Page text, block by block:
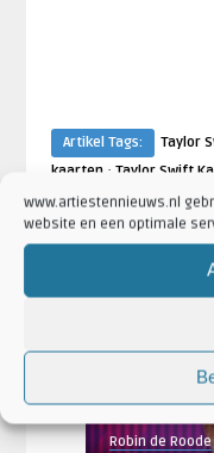
www.artiestennieuws.nl
website en een optimale
Artikel Tags: Taylor
kaarten· Taylor Swift
Swift Nieuws·Taylor
Artikel Categorieën:
Robin de Roode